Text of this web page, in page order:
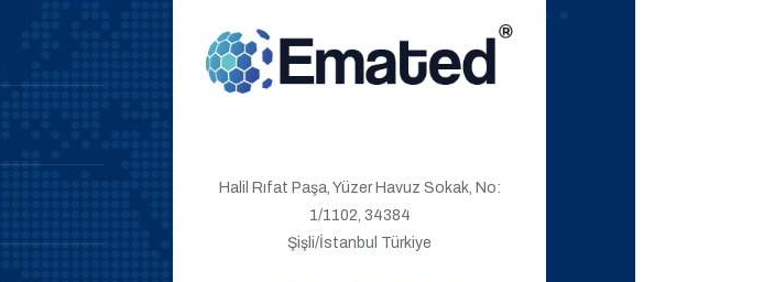
Halil Rıfat Paşa, Yüzer Havuz Sokak, No:
1/1102, 34384
Şişli/İstanbul Türkiye